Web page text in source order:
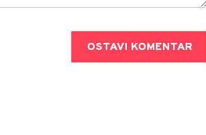
OSTAVI KOMENTAR